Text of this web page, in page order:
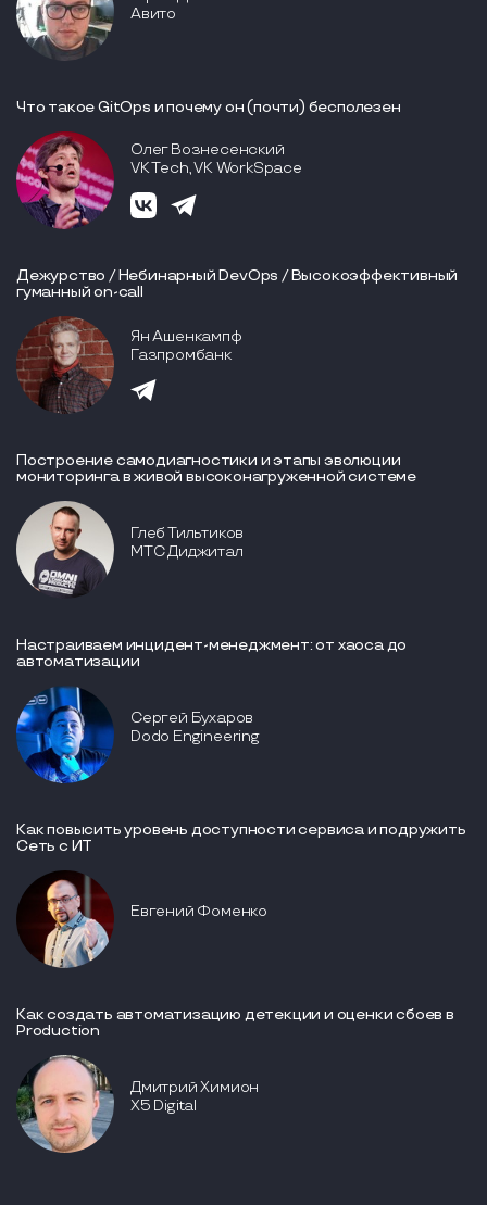
Авито
Что такое GitOps и почему он (почти) бесполезен
Олег Вознесенский
VK Tech, VK WorkSpace
Дежурство / Небинарный DevOps / Высокоэффективный
гуманный on-call
Ян Ашенкампф
Газпромбанк
Построение самодиагностики и этапы эволюции
мониторинга в живой высоконагруженной системе
Глеб Тильтиков
МТС Диджитал
Настраиваем инцидент-менеджмент: от хаоса до
автоматизации
Сергей Бухаров
Dodo Engineering
Как повысить уровень доступности сервиса и подружить
Сеть с ИТ
Евгений Фоменко
Как создать автоматизацию детекции и оценки сбоев в
Production
Дмитрий Химион
X5 Digital